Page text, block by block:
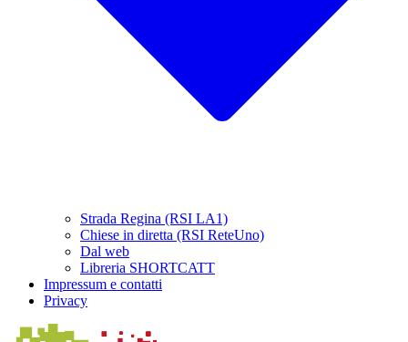
Strada Regina (RSI LA1)
Chiese in diretta (RSI ReteUno)
Dal web
Libreria SHORTCATT
Impressum e contatti
Privacy